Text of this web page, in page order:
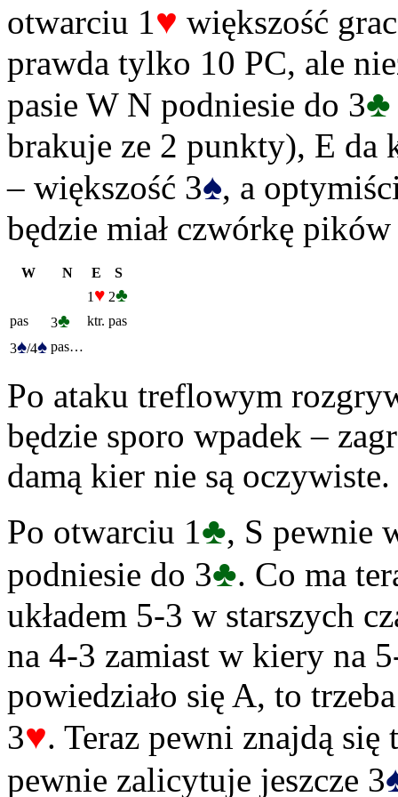
otwarciu 1♥ większość
prawda tylko 10 PC, ale
pasie W N podniesie do 3♣
brakuje ze 2 punkty), E da
– większość 3♠, a
będzie miał czwórkę
W N E
S
1 ♥ 2♣
pas 3♣ ktr. pas
3♠/4♠ pas…
Po ataku treflowym
będzie sporo wpadek –
damą kier nie są oczywiste.
Po otwarciu 1♣, S pewnie
podniesie do 3♣. Co ma
układem 5-3 w starszych
na 4-3 zamiast w kiery na
powiedziało się A, to
3♥. Teraz pewni znajdą się
pewnie zalicytuje jeszcze 3